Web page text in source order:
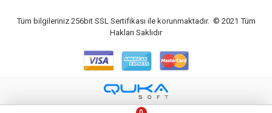
Tüm bilgileriniz 256bit SSL Sertifikası ile korunmaktadır. © 2021 Tüm
Hakları Saklıdır